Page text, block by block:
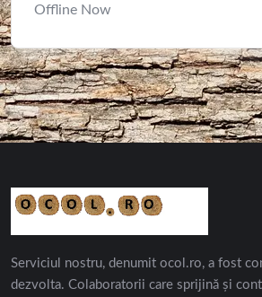
Offline Now
Serviciul nostru, denumit ocol.ro, a fost
dezvolta. Colaboratorii care sprijină și